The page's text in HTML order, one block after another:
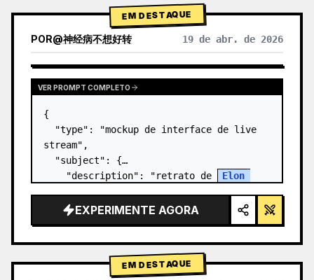
EM DESTAQUE
POR@神经病不想好转 19 de abr. de 2026
VER PROMPT COMPLETO
{
  "type": "mockup de interface de live
stream",
  "subject": {
    "description": "retrato de
Elon
preta com um gráfico de esquema técnico
em branco",
EXPERIMENTE AGORA
EM DESTAQUE